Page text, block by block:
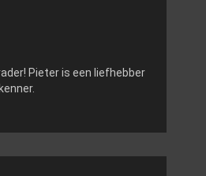
Pieter is een liefhebber